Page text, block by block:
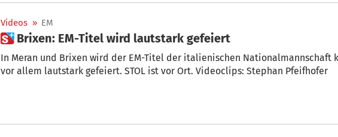
Videos » EM
 Brixen: EM-Titel wird lautstark gefeiert
In Meran und Brixen wird der EM-Titel der italienischen Nationalmannschaft
vor allem lautstark gefeiert. STOL ist vor Ort. Videoclips: Stephan Pfeifhofer